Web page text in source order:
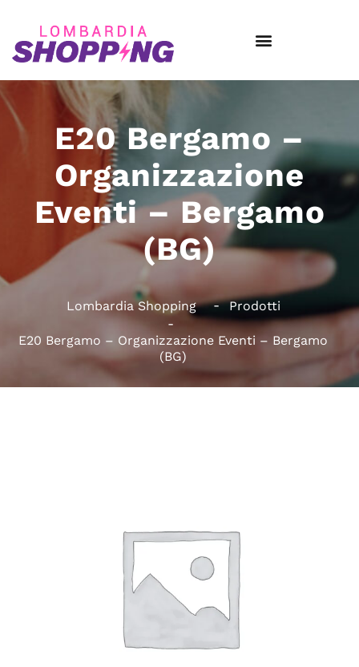
E20 Bergamo –
Organizzazione
Eventi – Bergamo
(BG)
Lombardia Shopping Prodotti
E20 Bergamo – Organizzazione Eventi – Bergamo
(BG)